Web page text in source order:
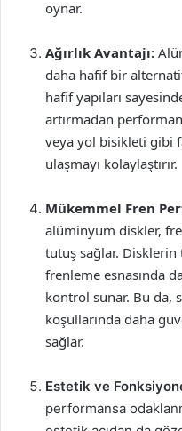
oynar.
Ağırlık Avantajı:
daha hafif bir
hafif yapıları
artırmadan
veya yol bisikleti gibi
ulaşmayı kolaylaştırır.
Mükemmel Fren
alüminyum diskler,
tutuş sağlar. Disklerin
frenleme esnasında
kontrol sunar. Bu da,
koşullarında daha
sağlar.
Estetik ve
performansa